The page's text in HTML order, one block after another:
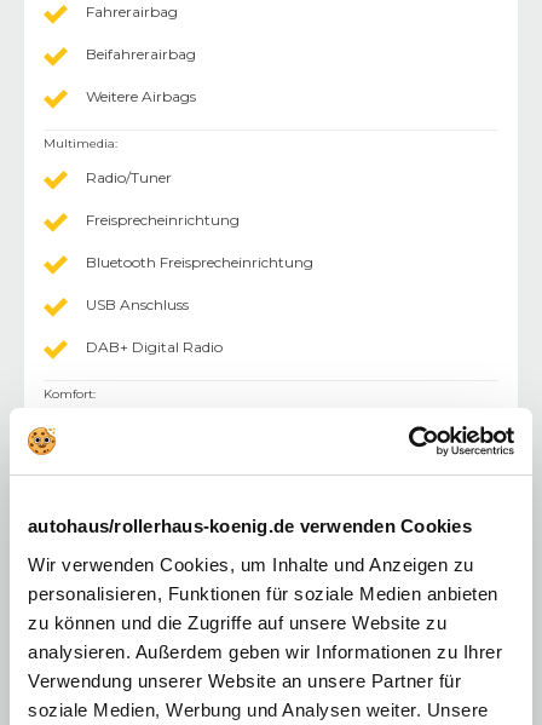
autohaus/rollerhaus-koenig.de verwenden Cookies
Wir verwenden Cookies, um Inhalte und Anzeigen zu
personalisieren, Funktionen für soziale Medien anbieten
zu können und die Zugriffe auf unsere Website zu
analysieren. Außerdem geben wir Informationen zu Ihrer
Verwendung unserer Website an unsere Partner für
soziale Medien, Werbung und Analysen weiter. Unsere
Fahrerairbag
Beifahrerairbag
Weitere Airbags
Multimedia:
Radio/Tuner
Freisprecheinrichtung
Bluetooth Freisprecheinrichtung
USB Anschluss
DAB+ Digital Radio
Komfort:
Lenksäule einstellbar
Multifunktionslenkrad
Einparkhilfe (PDC) mit Kamera